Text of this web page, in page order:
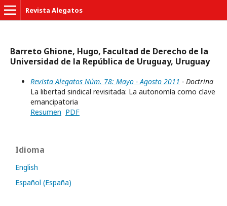
Revista Alegatos
Barreto Ghione, Hugo, Facultad de Derecho de la
Universidad de la República de Uruguay, Uruguay
Revista Alegatos Núm. 78: Mayo - Agosto 2011 - Doctrina
La libertad sindical revisitada: La autonomía como clave
emancipatoria
Resumen PDF
Idioma
English
Español (España)